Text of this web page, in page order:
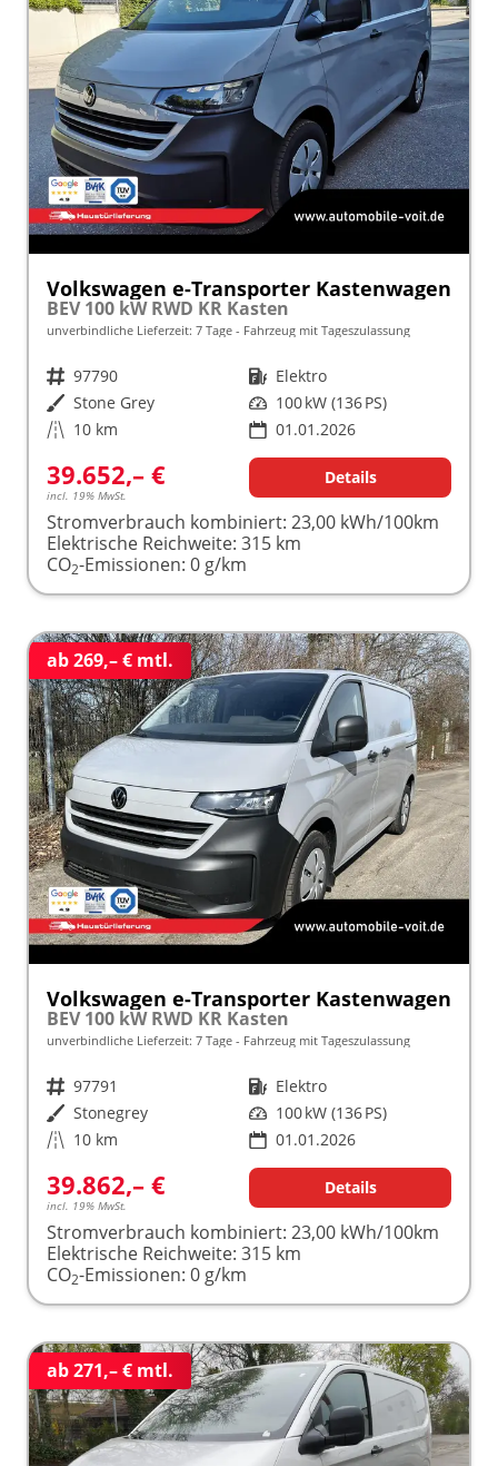
Volkswagen e-Transporter Kastenwagen
BEV 100 kW RWD KR Kasten
unverbindliche Lieferzeit: 7 Tage Fahrzeug mit Tageszulassung
Fahrzeugnr. 97790 Kraftstoff Elektro
Außenfarbe Stone Grey Leistung 100 kW (136 PS)
Kilometerstand 10 km 01.01.2026
39.652,– €
incl. 19% MwSt.
Details
Stromverbrauch kombiniert: 23,00 kWh/100km
Elektrische Reichweite: 315 km
CO2-Emissionen: 0 g/km
ab 269,– € mtl.
Volkswagen e-Transporter Kastenwagen
BEV 100 kW RWD KR Kasten
unverbindliche Lieferzeit: 7 Tage Fahrzeug mit Tageszulassung
Fahrzeugnr. 97791 Kraftstoff Elektro
Außenfarbe Stonegrey Leistung 100 kW (136 PS)
Kilometerstand 10 km 01.01.2026
39.862,– €
incl. 19% MwSt.
Details
Stromverbrauch kombiniert: 23,00 kWh/100km
Elektrische Reichweite: 315 km
CO2-Emissionen: 0 g/km
ab 271,– € mtl.